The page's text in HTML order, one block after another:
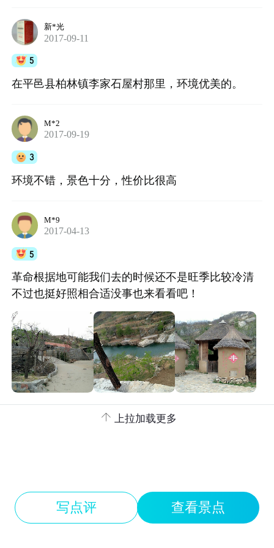
新*光
2017-09-11
5
在平邑县柏林镇李家石屋村那里，环境优美的。
M*2
2017-09-19
3
环境不错，景色十分，性价比很高
M*9
2017-04-13
5
革命根据地可能我们去的时候还不是旺季比较冷清
不过也挺好照相合适没事也来看看吧！
 上拉加载更多
写点评 查看景点